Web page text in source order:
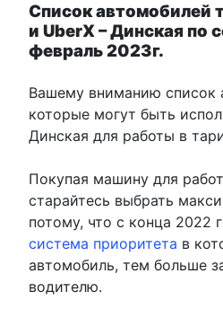
Список автомобилей
и UberX – Динская по
февраль 2023г.
Вашему вниманию список
которые могут быть
Динская для работы в
Покупая машину для
старайтесь выбрать
потому, что с конца 2022
система приоритета в
автомобиль, тем больше
водителю.